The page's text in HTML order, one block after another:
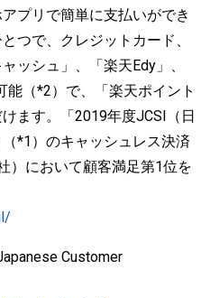
プリで簡単に支払いができ
つで、クレジットカード、
ッシュ」、「楽天Edy」、
能（*2）で、「楽天ポイント
ます。「2019年度JCSI（日
*1）のキャッシュレス決済
）において顧客満足第1位を
Customer